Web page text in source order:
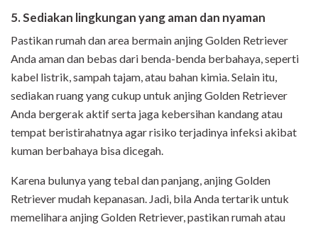
5. Sediakan lingkungan yang aman dan nyaman
Pastikan rumah dan area bermain anjing Golden Retriever
Anda aman dan bebas dari benda-benda berbahaya, seperti
kabel listrik, sampah tajam, atau bahan kimia. Selain itu,
sediakan ruang yang cukup untuk anjing Golden Retriever
Anda bergerak aktif serta jaga kebersihan kandang atau
tempat beristirahatnya agar risiko terjadinya infeksi akibat
kuman berbahaya bisa dicegah.
Karena bulunya yang tebal dan panjang, anjing Golden
Retriever mudah kepanasan. Jadi, bila Anda tertarik untuk
memelihara anjing Golden Retriever, pastikan rumah atau